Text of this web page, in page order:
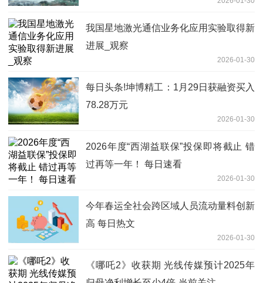
我国星地激光通信业务化应用实验取得新
进展_观察
2026-01-30
每日头条!坤博精工：1月29日获融资买入
78.28万元
2026-01-30
2026年度“西湖益联保”投保即将截止 错
过再等一年！ 每日速看
2026-01-30
今年春运全社会跨区域人员流动量料创新
高 每日热文
2026-01-30
《哪吒2》收获期 光线传媒预计2025年